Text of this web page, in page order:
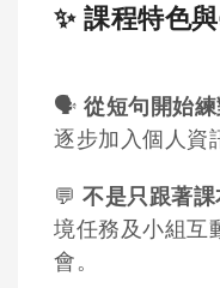
✨ 課程特色
🗣️ 從短句開始
逐步加入個人資
💬 不是只跟著
境任務及小組互
會。